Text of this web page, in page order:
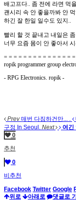
배고프다.. 좀 전에 라면 먹
괜시리 속 안 좋을까봐 안
하긴 잘 한일 일수도 있지..
빨리 할 것 끝내고 내일은
너무 요즘 몸이 안 좋아서 시
= = = = = = = = = = = = = =
ropik programmer group
- RPG Electronics. ropik -
Prev매번 다짐하건만... .
구정 In Seoul. Next 여긴
0
추천
0
비추천
Facebook Twitter Google
위로
아래로 댓글로